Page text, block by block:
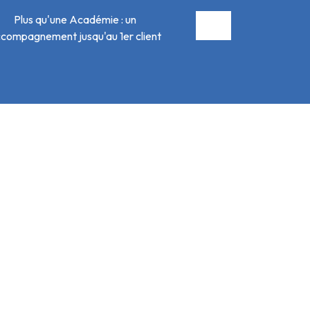
Plus qu'une Académie : un
jusqu'au 1er client